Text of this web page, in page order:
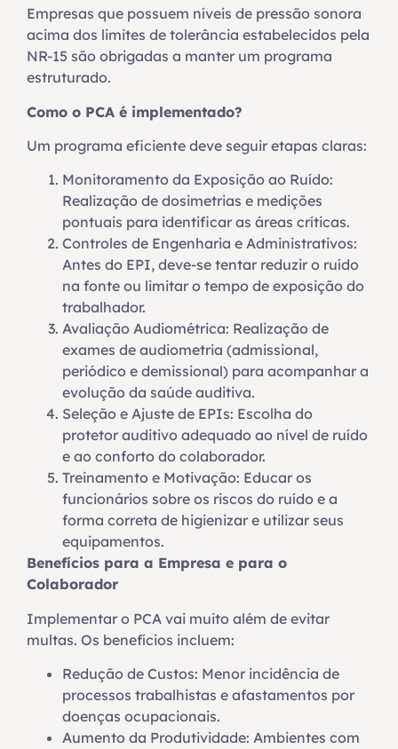
Empresas que possuem níveis de pressão sonora
acima dos limites de tolerância estabelecidos pela
NR-15 são obrigadas a manter um programa
estruturado.
Como o PCA é implementado?
Um programa eficiente deve seguir etapas claras:
Monitoramento da Exposição ao Ruído:
Realização de dosimetrias e medições
pontuais para identificar as áreas críticas.
Controles de Engenharia e Administrativos:
Antes do EPI, deve-se tentar reduzir o ruído
na fonte ou limitar o tempo de exposição do
trabalhador.
Avaliação Audiométrica: Realização de
exames de audiometria (admissional,
periódico e demissional) para acompanhar a
evolução da saúde auditiva.
Seleção e Ajuste de EPIs: Escolha do
protetor auditivo adequado ao nível de ruído
e ao conforto do colaborador.
Treinamento e Motivação: Educar os
funcionários sobre os riscos do ruído e a
forma correta de higienizar e utilizar seus
equipamentos.
Benefícios para a Empresa e para o
Colaborador
Implementar o PCA vai muito além de evitar
multas. Os benefícios incluem:
Redução de Custos: Menor incidência de
processos trabalhistas e afastamentos por
doenças ocupacionais.
Aumento da Produtividade: Ambientes com